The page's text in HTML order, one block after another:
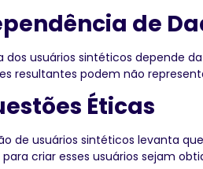
de
dos usuários sintéticos depende
resultantes podem não
Éticas
de usuários sintéticos levanta
para criar esses usuários sejam